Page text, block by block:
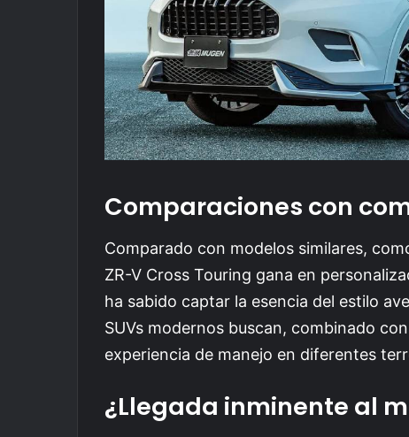
Comparaciones con
Comparado con modelos similares,
ZR-V Cross Touring gana en
ha sabido captar la esencia del estilo
SUVs modernos buscan, combinado
experiencia de manejo en diferentes
¿Llegada inminente al